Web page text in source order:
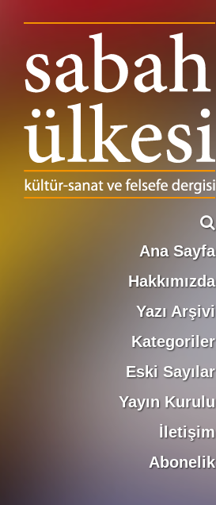
Ana Sayfa
Hakkımızda
Yazı Arşivi
Kategoriler
Eski Sayılar
Yayın Kurulu
İletişim
Abonelik